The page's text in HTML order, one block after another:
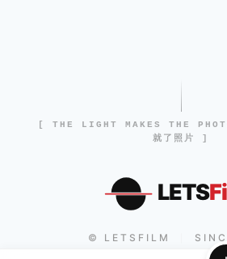
[ THE LIGHT MAKES THE
就了照片 ]
LETS
© LETSFILM